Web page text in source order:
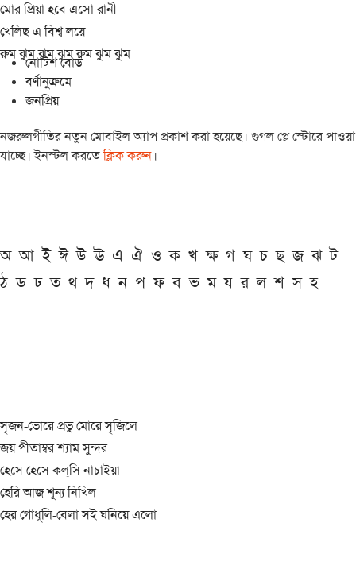
মোর প্রিয়া হবে এসো রানী
খেলিছ এ বিশ্ব লয়ে
রুম্ ঝুম্ ঝুম্ ঝুম্ রুম্ ঝুম্ ঝুম্
নোটিশ বোর্ড
বর্ণানুক্রমে
জনপ্রিয়
নজরুলগীতির নতুন মোবাইল অ্যাপ প্রকাশ করা হয়েছে। গুগল প্লে স্টোরে পাওয়া
যাচ্ছে। ইনস্টল করতেক্লিক করুন।
অ আ ই ঈ উ ঊ এ ঐ ও ক খ ক্ষ গ ঘ চ ছ জ ঝ ট
ঠ ড ঢ ত থ দ ধ ন প ফ ব ভ ম য র ল শ স হ
সৃজন-ভোরে প্রভু মোরে সৃজিলে
জয় পীতাম্বর শ্যাম সুন্দর
হেসে হেসে কল্‌সি নাচাইয়া
হেরি আজ শূন্য নিখিল
হের গোধূলি-বেলা সই ঘনিয়ে এলো